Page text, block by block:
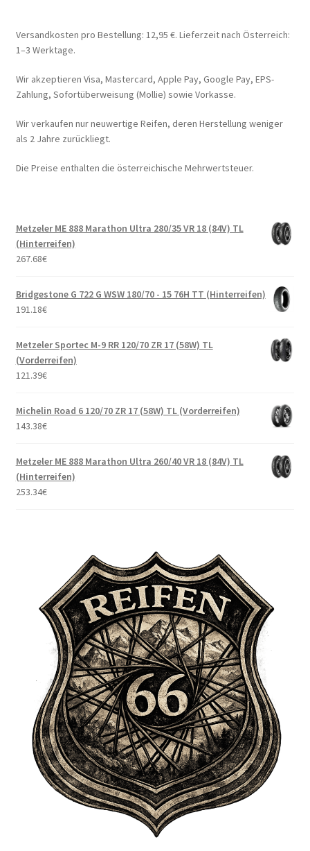
Versandkosten pro Bestellung: 12,95 €. Lieferzeit nach Österreich:
1–3 Werktage.
Wir akzeptieren Visa, Mastercard, Apple Pay, Google Pay, EPS-
Zahlung, Sofortüberweisung (Mollie) sowie Vorkasse.
Wir verkaufen nur neuwertige Reifen, deren Herstellung weniger
als 2 Jahre zurückliegt.
Die Preise enthalten die österreichische Mehrwertsteuer.
Metzeler ME 888 Marathon Ultra 280/35 VR 18 (84V) TL
(Hinterreifen)
267.68€
Bridgestone G 722 G WSW 180/70 - 15 76H TT (Hinterreifen)
191.18€
Metzeler Sportec M-9 RR 120/70 ZR 17 (58W) TL
(Vorderreifen)
121.39€
Michelin Road 6 120/70 ZR 17 (58W) TL (Vorderreifen)
143.38€
Metzeler ME 888 Marathon Ultra 260/40 VR 18 (84V) TL
(Hinterreifen)
253.34€